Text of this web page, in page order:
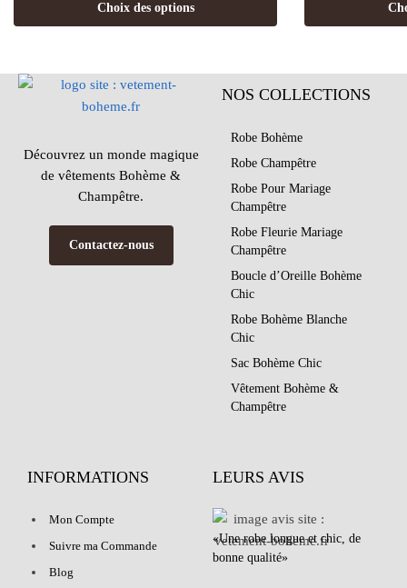
Choix des options
Découvrez un monde magique
de vêtements Bohème &
Champêtre.
Contactez-nous
NOS COLLECTIONS
Robe Bohème
Robe Champêtre
Robe Pour Mariage
Champêtre
Robe Fleurie Mariage
Champêtre
Boucle d’Oreille Bohème
Chic
Robe Bohème Blanche
Chic
Sac Bohème Chic
Vêtement Bohème &
Champêtre
INFORMATIONS
Mon Compte
Suivre ma Commande
Blog
LEURS AVIS
«Une robe longue et chic, de
bonne qualité»